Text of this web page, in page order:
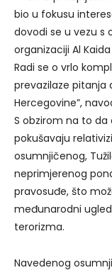
bio u fokusu
dovodi se u vezu s
organizaciji Al
Radi se o vrlo
prevazilaze pitanja
Hercegovine”,
S obzirom na to da
pokušavaju
osumnjičenog,
neprimjerenog
pravosuđe, što
međunarodni
terorizma.
Navedenog